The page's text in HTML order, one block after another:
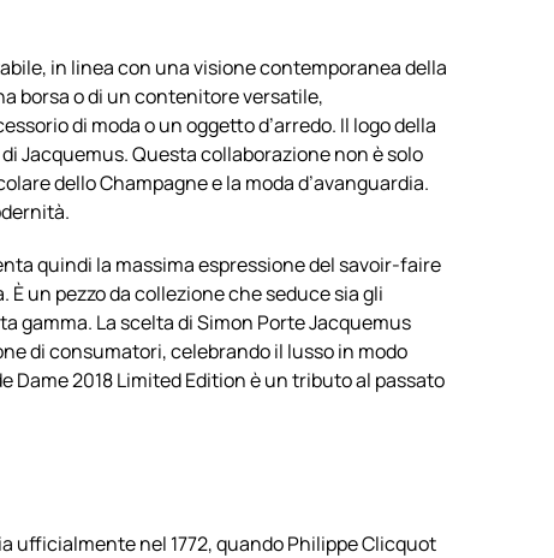
in linea con una visione contemporanea della
borsa o di un contenitore versatile,
di moda o un oggetto d’arredo. Il logo della
Jacquemus. Questa collaborazione non è solo
dello Champagne e la moda d’avanguardia.
quindi la massima espressione del savoir-faire
un pezzo da collezione che seduce sia gli
gamma. La scelta di Simon Porte Jacquemus
di consumatori, celebrando il lusso in modo
Dame 2018 Limited Edition è un tributo al passato
ufficialmente nel 1772, quando Philippe Clicquot